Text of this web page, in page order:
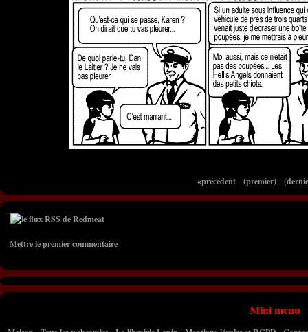
«précédent (premier)
Mettre le premier commentaire
Mini menu